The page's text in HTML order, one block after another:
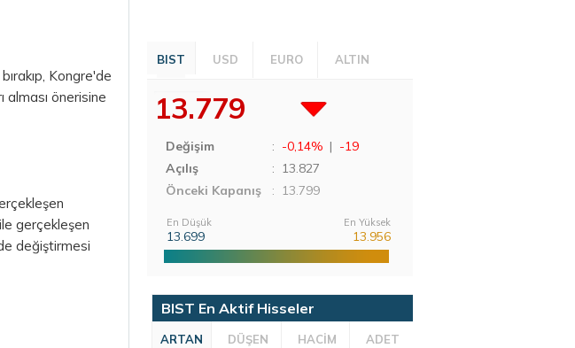
Kongre'de
alması önerisine
gerçekleşen
değiştirmesi
BIST USD EURO ALTIN
13.779
Değişim : -0,14% | -19
Açılış
: 13.827
Önceki Kapanış
: 13.799
En Düşük
13.699
En Yüksek
13.956
BIST En Aktif Hisseler
ARTAN DÜŞEN HACİM ADET